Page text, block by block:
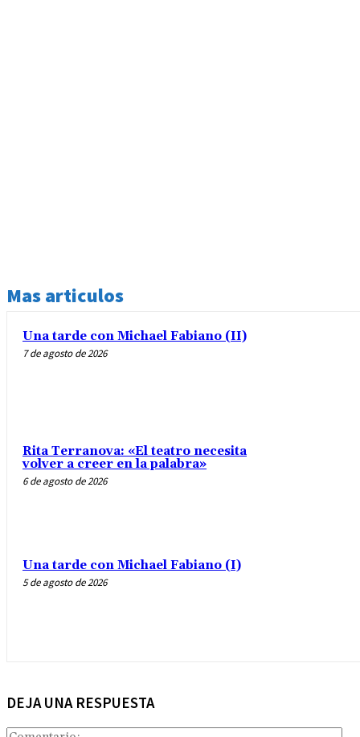
Mas articulos
Una tarde con Michael Fabiano (II)
7 de agosto de 2026
Rita Terranova: «El teatro necesita
volver a creer en la palabra»
6 de agosto de 2026
Una tarde con Michael Fabiano (I)
5 de agosto de 2026
DEJA UNA RESPUESTA